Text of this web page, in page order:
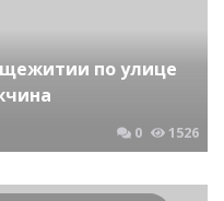
по улице
0 1526